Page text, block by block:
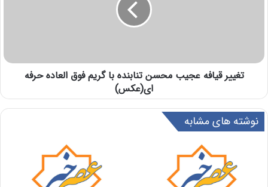
تغییر قیافه عجیب محسن تنابنده با گریم فوق العاده حرفه
ای(عكس)
نوشته های مشابه